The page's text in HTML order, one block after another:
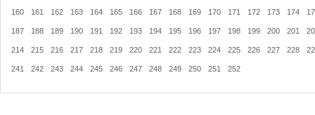
160 161 162 163 164 165 166 167 168 169 170 171 172 173 174
187 188 189 190 191 192 193 194 195 196 197 198 199 200 201
214 215 216 217 218 219 220 221 222 223 224 225 226 227 228
241 242 243 244 245 246 247 248 249 250 251 252